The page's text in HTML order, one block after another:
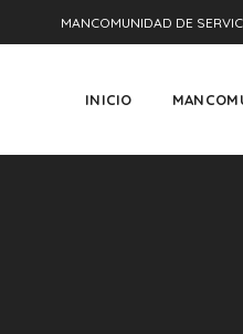
MANCOMUNIDAD DE
INICIO